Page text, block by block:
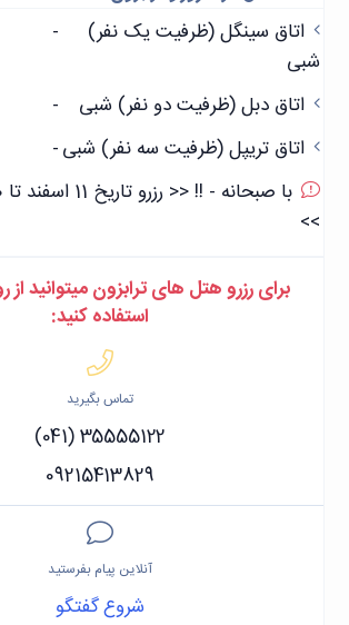
اتاق سینگل (ظرفیت یک نفر)
شبی
-
اتاق دبل (ظرفیت دو نفر) شبی
-
اتاق تریپل (ظرفیت سه نفر) شبی-
>>
برای رزرو هتل های ترابزون میتوانید
استفاده کنید:
تماس بگیرید
(041) 35555122
09215413829
آنلاین پیام بفرستید
شروع گفتگو